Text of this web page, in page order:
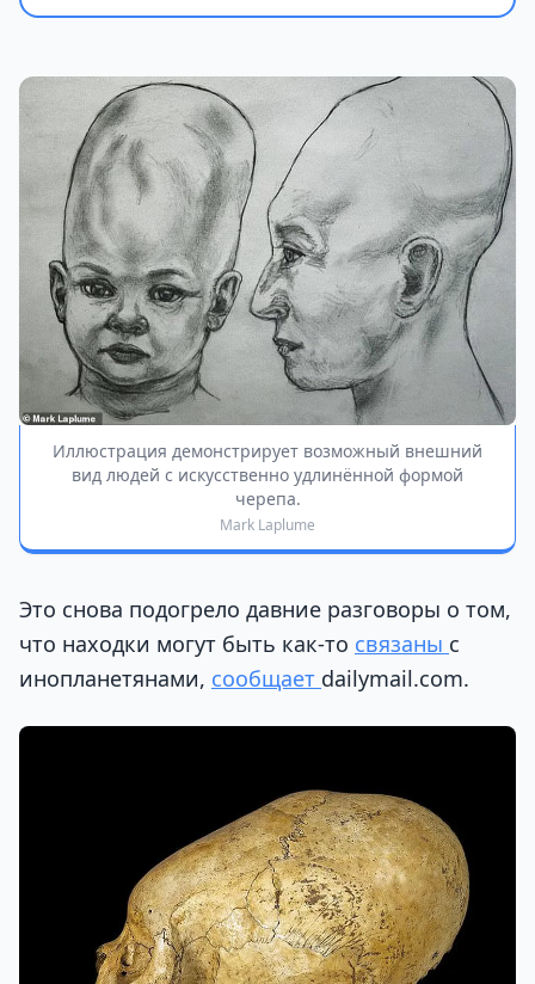
Иллюстрация демонстрирует возможный внешний
вид людей с искусственно удлинённой формой
черепа.
Mark Laplume
Это снова подогрело давние разговоры о том,
что находки могут быть как-то связаны с
инопланетянами, сообщает dailymail.com.